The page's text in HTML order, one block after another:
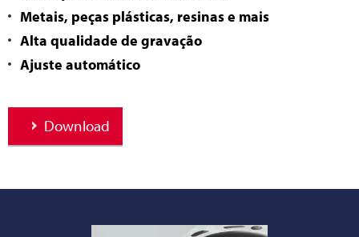
Metais, peças plásticas, resinas e mais
Alta qualidade de gravação
Ajuste automático
Download